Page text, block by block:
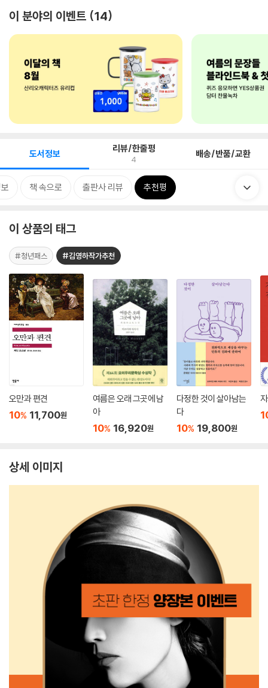
이 분야의 이벤트 14
도서정보 리뷰/한줄평
4 배송/반품/교환
책 속으로 출판사 리뷰 추천평
이 상품의 태그
#청년패스 #김영하작가추천
오만과 편견
10% 11,700원
여름은 오래 그곳에 남
아
10% 16,920원
다정한 것이 살아남는
다
10% 19,800원
상세 이미지